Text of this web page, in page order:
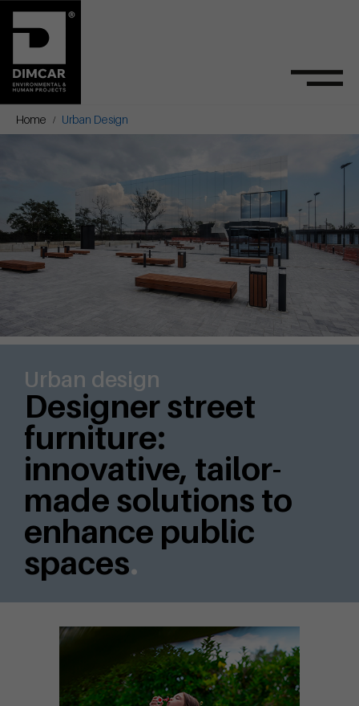
Home Urban Design
Urban design
Designer street
furniture:
innovative, tailor-
made solutions to
enhance public
spaces.